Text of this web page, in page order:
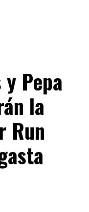
Pepa
la
Run